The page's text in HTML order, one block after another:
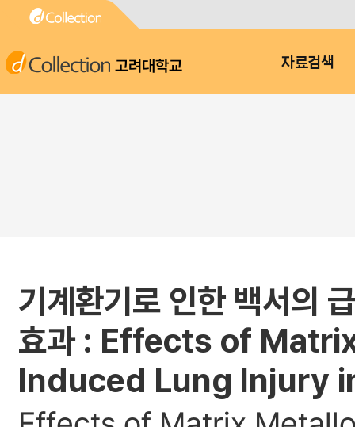
고려대학교 자료검색
기계환기로 인한 백서
효과 : Effects of
Induced Lung Injury